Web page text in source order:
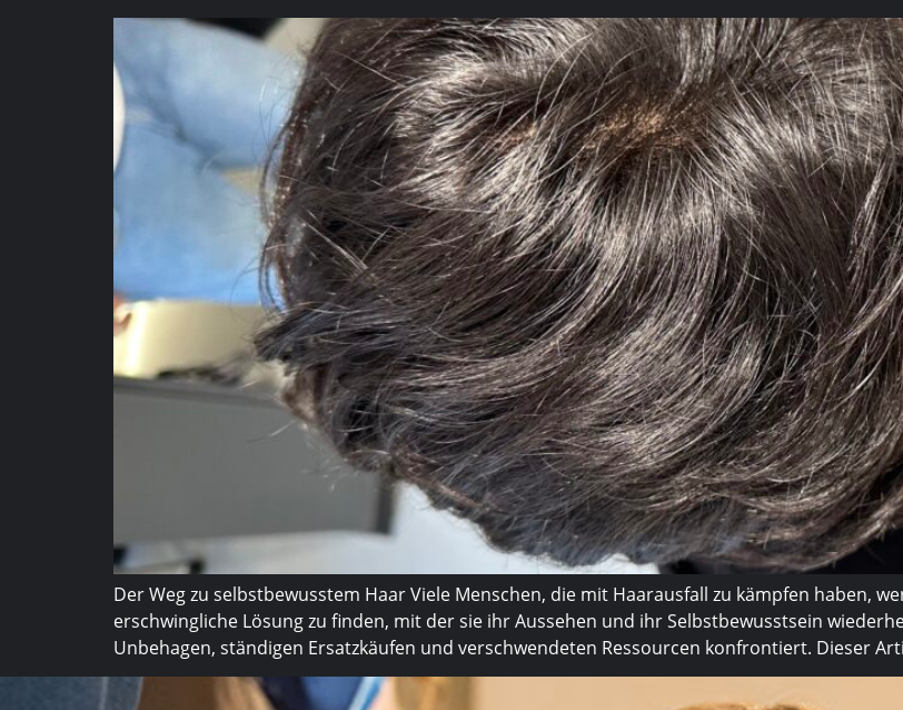
Der Weg zu selbstbewusstem Haar Viele Menschen, die mit Haarausfall zu kämpfen haben,
erschwingliche Lösung zu finden, mit der sie ihr Aussehen und ihr Selbstbewusstsein
Unbehagen, ständigen Ersatzkäufen und verschwendeten Ressourcen konfrontiert. Dieser